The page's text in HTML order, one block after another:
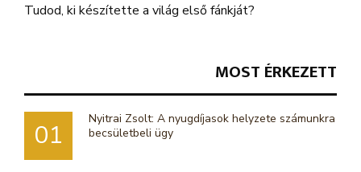
Tudod, ki készítette a világ első fánkját?
MOST ÉRKEZETT
01
Nyitrai Zsolt: A nyugdíjasok helyzete számunkra
becsületbeli ügy